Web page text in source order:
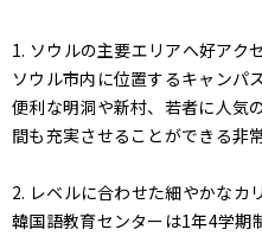
1. ソウルの主要エリアへ好アク
ソウル市内に位置するキャンパ
便利な明洞や新村、若者に人気
間も充実させることができる非
2. レベルに合わせた細やかなカ
韓国語教育センターは1年4学期